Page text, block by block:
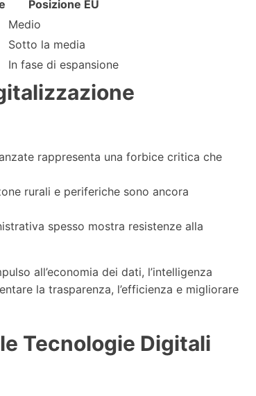
Posizione EU
Medio
Sotto la media
In fase di espansione
rappresenta una forbice critica che
rurali e periferiche sono ancora
spesso mostra resistenze alla
all’economia dei dati, l’intelligenza
la trasparenza, l’efficienza e migliorare
Tecnologie Digitali